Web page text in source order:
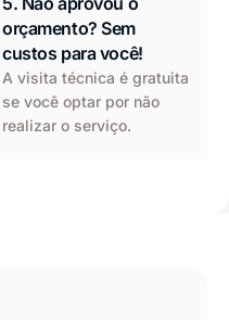
orçamento? Sem
custos para você!
A visita técnica é gratuita
se você optar por não
realizar o serviço.